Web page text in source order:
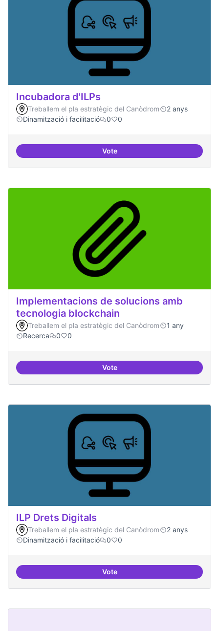
Incubadora d'ILPs
Treballem el pla estratègic del Canòdrom
2 anys
Dinamització i facilitació
0 0
VoteIncubadora d'ILPs
Implementacions de solucions amb
tecnologia blockchain
Treballem el pla estratègic del Canòdrom
1 any
Recerca
0 0
VoteImplementacions de solucions
ILP Drets Digitals
Treballem el pla estratègic del Canòdrom
2 anys
Dinamització i facilitació
0 0
VoteILP Drets Digitals